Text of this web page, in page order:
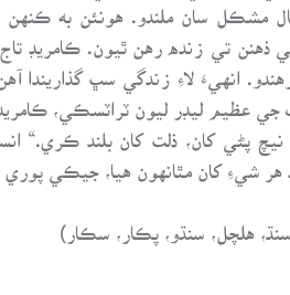
مثال مشڪل سان ملندو. هونئن به
ذهنن تي زنده رهن ٿيون. ڪامريڊ
رهندو. انهيءَ لاءِ زندگي سڀ
عظيم ليڊر ليون ٽراٽسڪي، ڪامريڊ
پڻي کان، ذلت کان بلند ڪري.“
شيءِ کان مٿانهون هيا، جيڪي پوري
هلچل، سنڌو، پڪار، سڪار)